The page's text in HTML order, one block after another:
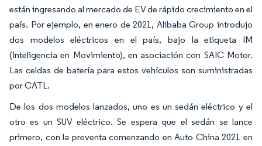
están ingresando al mercado de EV de rápido crecimiento en el
país. Por ejemplo, en enero de 2021, Alibaba Group introdujo
dos modelos eléctricos en el país, bajo la etiqueta IM
(Inteligencia en Movimiento), en asociación con SAIC Motor.
Las celdas de batería para estos vehículos son suministradas
por CATL.
De los dos modelos lanzados, uno es un sedán eléctrico y el
otro es un SUV eléctrico. Se espera que el sedán se lance
primero, con la preventa comenzando en Auto China 2021 en